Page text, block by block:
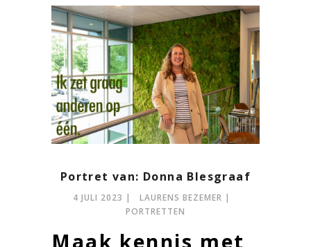
Portret van: Donna Blesgraaf
4 JULI 2023
LAURENS BEZEMER
PORTRETTEN
Maak kennis met